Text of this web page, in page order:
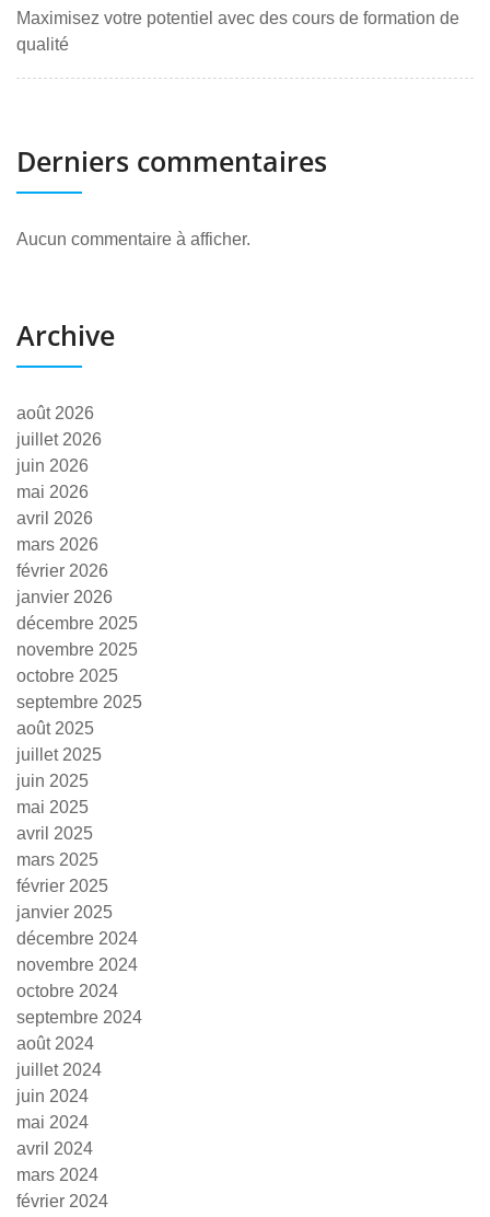
Maximisez votre potentiel avec des cours de formation de
qualité
Derniers commentaires
Aucun commentaire à afficher.
Archive
août 2026
juillet 2026
juin 2026
mai 2026
avril 2026
mars 2026
février 2026
janvier 2026
décembre 2025
novembre 2025
octobre 2025
septembre 2025
août 2025
juillet 2025
juin 2025
mai 2025
avril 2025
mars 2025
février 2025
janvier 2025
décembre 2024
novembre 2024
octobre 2024
septembre 2024
août 2024
juillet 2024
juin 2024
mai 2024
avril 2024
mars 2024
février 2024